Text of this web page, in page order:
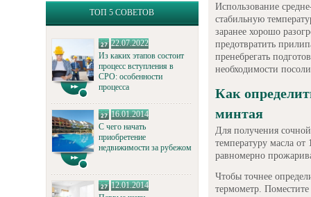
ТОП 5 СОВЕТОВ
22.07.2022
Из каких этапов состоит
процесс вступления в
СРО: особенности
процесса
16.01.2014
С чего начать
приобретение
недвижимости за рубежом
12.01.2014
Использование
стабильную
заранее хорошо
предотвратить
пренебрегать
необходимости
Как
минтая
Для получения
температуру масла
равномерно
Чтобы точнее
термометр.